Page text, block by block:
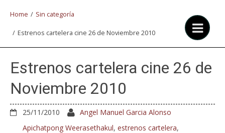
Home / Sin categoría
/ Estrenos cartelera cine 26 de Noviembre 2010
Estrenos cartelera cine 26 de
Noviembre 2010
25/11/2010
Angel Manuel Garcia Alonso
Apichatpong Weerasethakul, estrenos cartelera,